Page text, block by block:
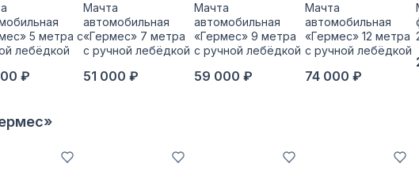
5 метра с
лебёдкой
₽
Мачта
автомобильная
«Гермес» 7 метра
с ручной лебёдкой
51 000 ₽
Мачта
автомобильная
«Гермес» 9 метра
с ручной лебёдкой
59 000 ₽
Мачта
автомобильная
«Гермес» 12 метра
с ручной лебёдкой
74 000 ₽